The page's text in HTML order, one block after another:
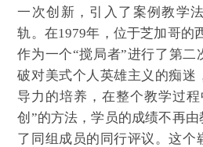
一次创新，引入了案例教学
轨。在1979年，位于芝加哥的
作为一个“搅局者”进行了第
破对美式个人英雄主义的痴迷
导力的培养，在整个教学过
创”的方法，学员的成绩不再
了同组成员的同行评议。这个